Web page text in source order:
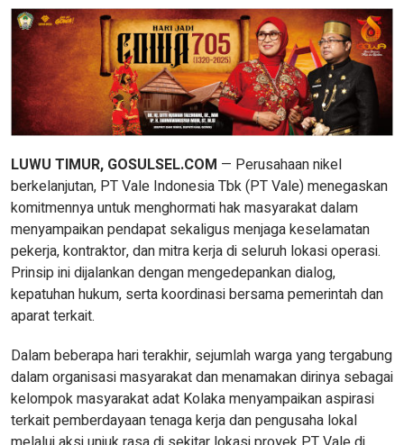
LUWU TIMUR, GOSULSEL.COM — Perusahaan nikel
berkelanjutan, PT Vale Indonesia Tbk (PT Vale) menegaskan
komitmennya untuk menghormati hak masyarakat dalam
menyampaikan pendapat sekaligus menjaga keselamatan
pekerja, kontraktor, dan mitra kerja di seluruh lokasi operasi.
Prinsip ini dijalankan dengan mengedepankan dialog,
kepatuhan hukum, serta koordinasi bersama pemerintah dan
aparat terkait.
Dalam beberapa hari terakhir, sejumlah warga yang tergabung
dalam organisasi masyarakat dan menamakan dirinya sebagai
kelompok masyarakat adat Kolaka menyampaikan aspirasi
terkait pemberdayaan tenaga kerja dan pengusaha lokal